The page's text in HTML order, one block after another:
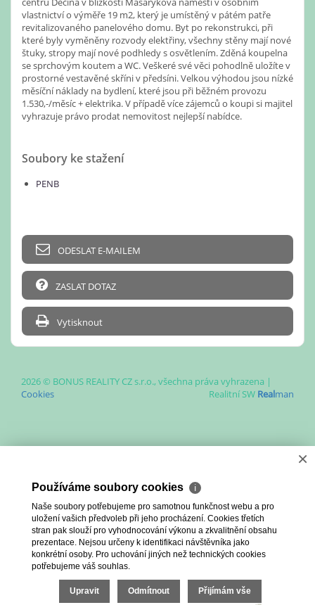
vlastnictví o výměře 19 m2, který je umístěný v pátém patře
revitalizovaného panelového domu. Byt po rekonstrukci, při
které byly vyměněny rozvody elektřiny, všechny stěny mají nové
štuky, stropy mají nové podhledy s osvětlením. Zděná koupelna
se sprchovým koutem a WC. Veškeré své věci pohodlně uložíte v
prostorné vestavěné skříni v předsíni. Velkou výhodou jsou nízké
měsíční náklady na bydlení, které jsou při běžném provozu
1.530,-/měsíc + elektrika. V případě více zájemců o koupi si majitel
vyhrazuje právo prodat nemovitost nejlepší nabídce.
Soubory ke stažení
PENB
ODESLAT E-MAILEM
ZASLAT DOTAZ
Vytisknout
2026 © BONUS REALITY CZ s.r.o., všechna práva vyhrazena |
Cookies
Realitní SW Realman
×
Používáme soubory cookies ℹ
Naše soubory potřebujeme pro samotnou funkčnost webu a pro
uložení vašich předvoleb při jeho procházení. Cookies třetích
stran pak slouží pro vyhodnocování výkonu a zkvalitnění obsahu
prezentace. Nejsou určeny k identifikaci návštěvníka jako
konkrétní osoby. Pro uchování jiných než technických cookies
potřebujeme váš souhlas.
Upravit Odmítnout Přijímám vše